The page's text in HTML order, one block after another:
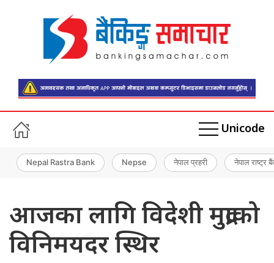
Unicode
Nepal Rastra Bank Nepse नेपाल प्रहरी नेपाल राष्ट्र
आजका लागि विदेशी मुद्राको
विनिमयदर स्थिर